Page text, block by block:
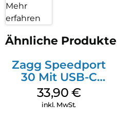
Mehr
erfahren
Ähnliche Produkte
Zagg Speedport
30 Mit USB-C
Kabel Weiß
33,90 €
inkl. MwSt.